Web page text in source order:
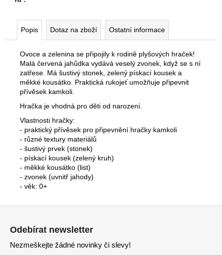
Popis Dotaz na zboží Ostatní informace
Ovoce a zelenina se připojily k rodině plyšových hraček!
Malá červená jahůdka vydává veselý zvonek, když se s ní
zatřese. Má šustivý stonek, zelený pískací kousek a
měkké kousátko. Praktická rukojeť umožňuje připevnit
přívěsek kamkoli.
Hračka je vhodná pro děti od narození.
Vlastnosti hračky:
- praktický přívěsek pro připevnění hračky kamkoli
- různé textury materiálů
- šustivý prvek (stonek)
- pískací kousek (zelený kruh)
- měkké kousátko (list)
- zvonek (uvnitř jahody)
- věk: 0+
Odebírat newsletter
Nezmeškejte žádné novinky či slevy!